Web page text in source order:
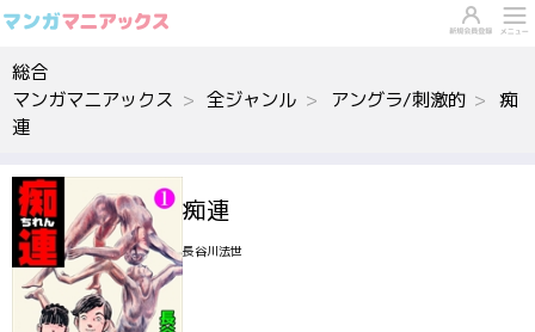
総合
マンガマニアックス
全ジャンル アングラ/刺激的
痴
連
痴連
長谷川法世